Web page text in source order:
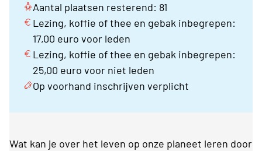
Aantal plaatsen resterend: 81
Lezing, koffie of thee en gebak inbegrepen:
17,00 euro voor leden
Lezing, koffie of thee en gebak inbegrepen:
25,00 euro voor niet leden
Op voorhand inschrijven verplicht
Wat kan je over het leven op onze planeet leren door